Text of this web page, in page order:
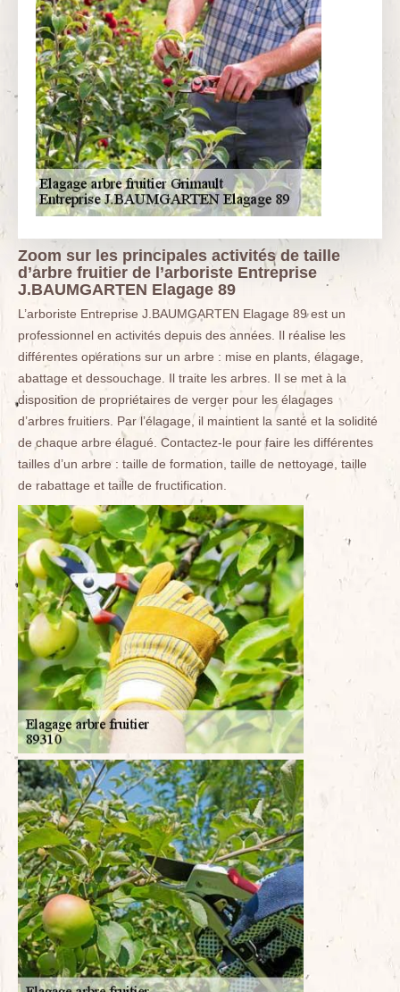
Zoom sur les principales activités de taille
d’arbre fruitier de l’arboriste Entreprise
J.BAUMGARTEN Elagage 89
L’arboriste Entreprise J.BAUMGARTEN Elagage 89 est un
professionnel en activités depuis des années. Il réalise les
différentes opérations sur un arbre : mise en plants, élagage,
abattage et dessouchage. Il traite les arbres. Il se met à la
disposition de propriétaires de verger pour les élagages
d’arbres fruitiers. Par l’élagage, il maintient la santé et la solidité
de chaque arbre élagué. Contactez-le pour faire les différentes
tailles d’un arbre : taille de formation, taille de nettoyage, taille
de rabattage et taille de fructification.